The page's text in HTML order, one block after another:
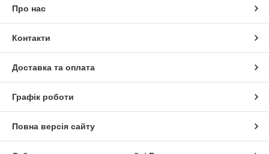
Про нас
Контакти
Доставка та оплата
Графік роботи
Повна версія сайту